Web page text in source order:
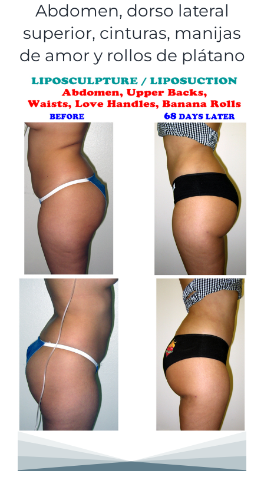
Abdomen, dorso lateral
superior, cinturas, manijas
de amor y rollos de plátano